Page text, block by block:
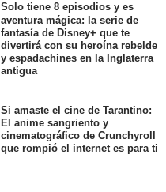
Solo tiene 8 episodios y es
aventura mágica: la serie de
fantasía de Disney+ que te
divertirá con su heroína rebelde
y espadachines en la Inglaterra
antigua
Si amaste el cine de Tarantino:
El anime sangriento y
cinematográfico de Crunchyroll
que rompió el internet es para ti